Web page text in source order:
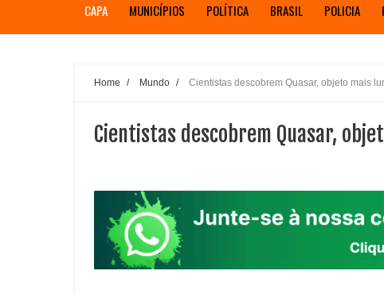
CAPA MUNICÍPIOS POLÍTICA BRASIL POLICIA
Home / Mundo / Cientistas descobrem Quasar, objeto mais
Cientistas descobrem Quasar,